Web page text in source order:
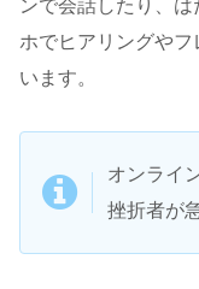
ンで会話したり、
ホでヒアリングや
います。
オンライ
挫折者が